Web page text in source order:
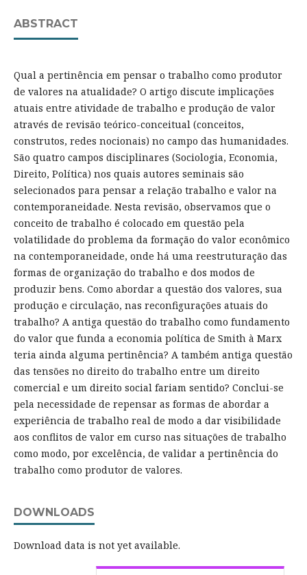
ABSTRACT
Qual a pertinência em pensar o trabalho como produtor
de valores na atualidade? O artigo discute implicações
atuais entre atividade de trabalho e produção de valor
através de revisão teórico-conceitual (conceitos,
construtos, redes nocionais) no campo das humanidades.
São quatro campos disciplinares (Sociologia, Economia,
Direito, Política) nos quais autores seminais são
selecionados para pensar a relação trabalho e valor na
contemporaneidade. Nesta revisão, observamos que o
conceito de trabalho é colocado em questão pela
volatilidade do problema da formação do valor econômico
na contemporaneidade, onde há uma reestruturação das
formas de organização do trabalho e dos modos de
produzir bens. Como abordar a questão dos valores, sua
produção e circulação, nas reconfigurações atuais do
trabalho? A antiga questão do trabalho como fundamento
do valor que funda a economia política de Smith à Marx
teria ainda alguma pertinência? A também antiga questão
das tensões no direito do trabalho entre um direito
comercial e um direito social fariam sentido? Conclui-se
pela necessidade de repensar as formas de abordar a
experiência de trabalho real de modo a dar visibilidade
aos conflitos de valor em curso nas situações de trabalho
como modo, por excelência, de validar a pertinência do
trabalho como produtor de valores.
DOWNLOADS
Download data is not yet available.